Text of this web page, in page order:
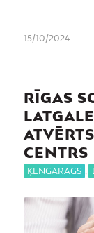
15/10/2024
RĪGAS
CENTRS
ĶENGARAGS ,